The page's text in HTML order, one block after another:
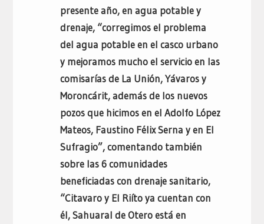
presente año, en agua potable y
drenaje, “corregimos el problema
del agua potable en el casco urbano
y mejoramos mucho el servicio en las
comisarías de La Unión, Yávaros y
Moroncárit, además de los nuevos
pozos que hicimos en el Adolfo López
Mateos, Faustino Félix Serna y en El
Sufragio”, comentando también
sobre las 6 comunidades
beneficiadas con drenaje sanitario,
“Citavaro y El Riíto ya cuentan con
él, Sahuaral de Otero está en